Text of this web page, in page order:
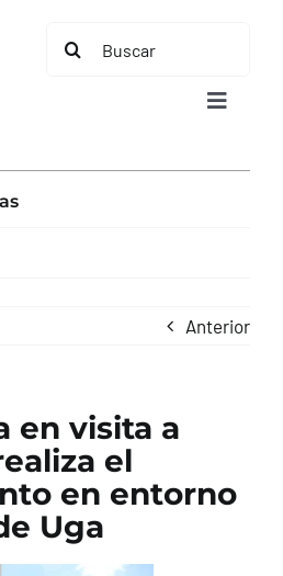
Buscar:
Toggle
Anterior
en visita a
el
en entorno
Uga